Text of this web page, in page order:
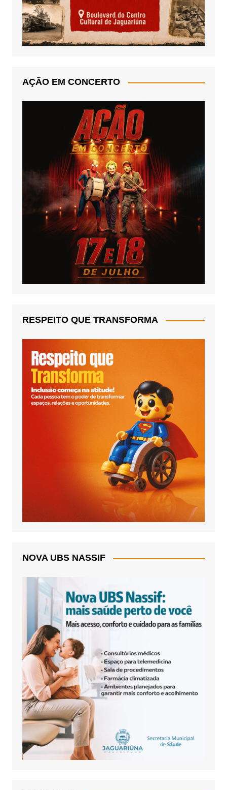
AÇÃO EM CONCERTO
RESPEITO QUE TRANSFORMA
NOVA UBS NASSIF